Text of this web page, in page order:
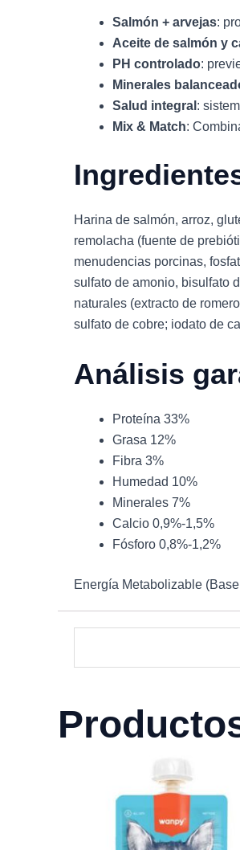
Salmón + arvejas:
Aceite de salmón y
PH controlado:
Minerales
Salud integral :
Mix & Match:
Harina de salmón, arroz,
remolacha (fuente de
menudencias porcinas,
sulfato de amonio, bisulfato
naturales (extracto de
sulfato de cobre; iodato de
Análisis
Proteína 33%
Grasa 12%
Fibra 3%
Humedad 10%
Minerales 7%
Calcio 0,9%-1,5%
Fósforo 0,8%-1,2%
Energía Metabolizable